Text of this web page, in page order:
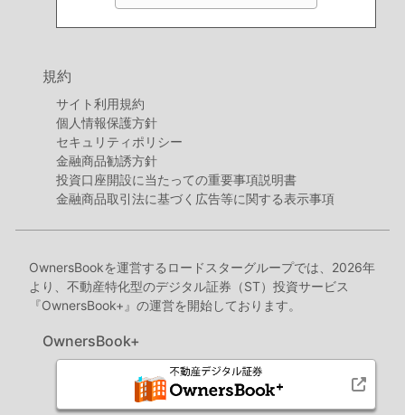
規約
サイト利用規約
個人情報保護方針
セキュリティポリシー
金融商品勧誘方針
投資口座開設に当たっての重要事項説明書
金融商品取引法に基づく広告等に関する表示事項
OwnersBookを運営するロードスターグループでは、2026年
より、不動産特化型のデジタル証券（ST）投資サービス
『OwnersBook+』の運営を開始しております。
OwnersBook+